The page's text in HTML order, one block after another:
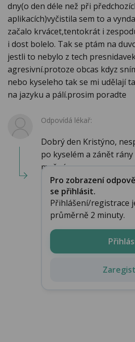
dny(o den déle než při
aplikacích)vyčistila sem to a
začalo krvácet,tentokrát i
i dost bolelo. Tak se ptám na
jestli to nebylo z tech
agresivní.protoze obcas kdyz
nebo kyseleho tak se mi udělají
na jazyku a pálí.prosim poradte
Odpovídá lékař:
Dobrý den Kristýno,
po kyselém a zánět
možné...
Pro zobrazení
se přihlásit.
Přihlášení/registrace
průměrně 2 minuty.